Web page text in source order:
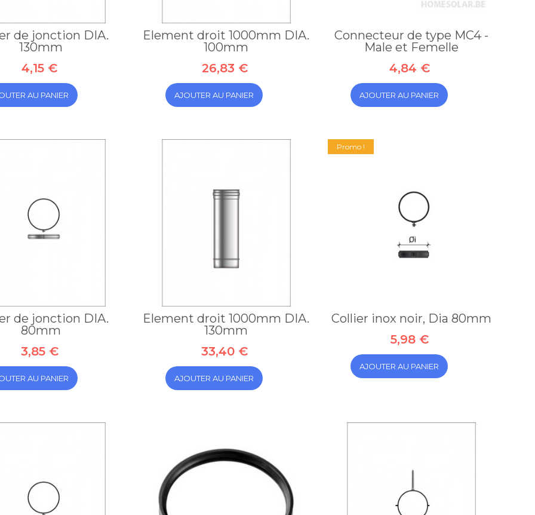
de jonction DIA.
130mm
4,15 €
AU PANIER
Element droit 1000mm DIA.
100mm
26,83 €
AJOUTER AU PANIER
Connecteur de type MC4 -
Male et Femelle
4,84 €
AJOUTER AU PANIER
de jonction DIA.
80mm
3,85 €
AU PANIER
Element droit 1000mm DIA.
130mm
33,40 €
AJOUTER AU PANIER
Promo !
Collier inox noir, Dia 80mm
5,98 €
AJOUTER AU PANIER